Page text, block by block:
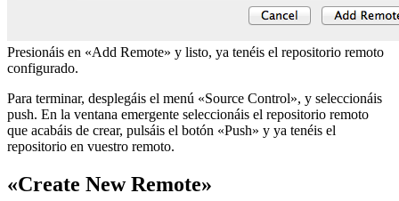
Presionáis en «Add Remote» y listo, ya tenéis el repositorio remoto
configurado.
Para terminar, desplegáis el menú «Source Control», y seleccionáis
push. En la ventana emergente seleccionáis el repositorio remoto
que acabáis de crear, pulsáis el botón «Push» y ya tenéis el
repositorio en vuestro remoto.
«Create New Remote»